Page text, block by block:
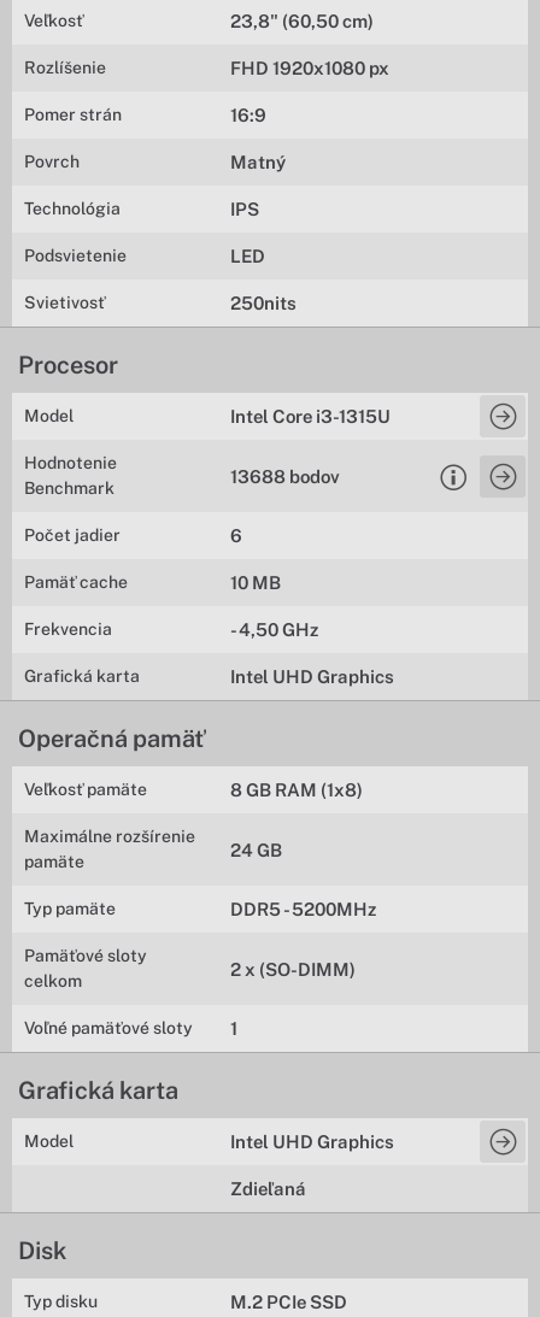
Veľkosť 23,8" (60,50 cm)
Rozlíšenie FHD 1920x1080 px
Pomer strán 16:9
Povrch Matný
Technológia IPS
Podsvietenie LED
Svietivosť 250nits
Procesor
Model Intel Core i3-1315U
Hodnotenie
Benchmark
13688 bodov
Počet jadier 6
Pamäť cache 10 MB
Frekvencia - 4,50 GHz
Grafická karta Intel UHD Graphics
Operačná pamäť
Veľkosť pamäte 8 GB RAM (1x8)
Maximálne rozšírenie
pamäte
24 GB
Typ pamäte DDR5 - 5200MHz
Pamäťové sloty
celkom
2 x (SO-DIMM)
Voľné pamäťové sloty 1
Grafická karta
Model Intel UHD Graphics
Zdieľaná
Disk
Typ disku M.2 PCIe SSD